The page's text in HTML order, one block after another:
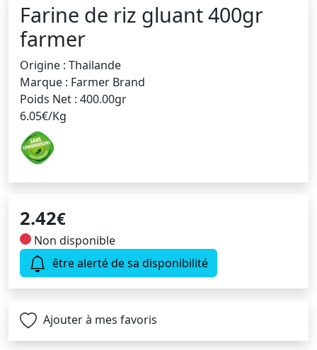
Farine de riz gluant 400gr
farmer
Origine : Thailande
Marque : Farmer Brand
Poids Net : 400.00gr
6.05€/Kg
2.42€
Non disponible
être alerté de sa disponibilité
Ajouter à mes favoris